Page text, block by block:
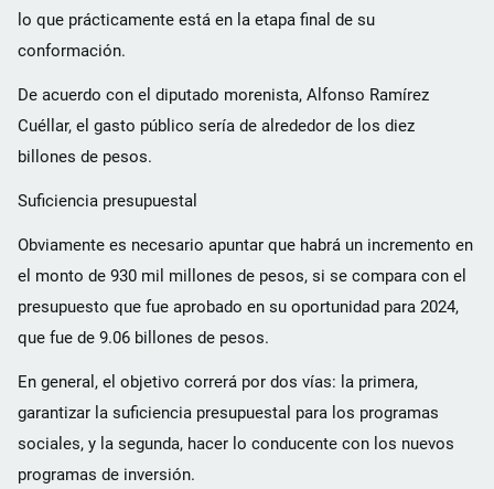
lo que prácticamente está en la etapa final de su
conformación.
De acuerdo con el diputado morenista, Alfonso Ramírez
Cuéllar, el gasto público sería de alrededor de los diez
billones de pesos.
Suficiencia presupuestal
Obviamente es necesario apuntar que habrá un incremento en
el monto de 930 mil millones de pesos, si se compara con el
presupuesto que fue aprobado en su oportunidad para 2024,
que fue de 9.06 billones de pesos.
En general, el objetivo correrá por dos vías: la primera,
garantizar la suficiencia presupuestal para los programas
sociales, y la segunda, hacer lo conducente con los nuevos
programas de inversión.